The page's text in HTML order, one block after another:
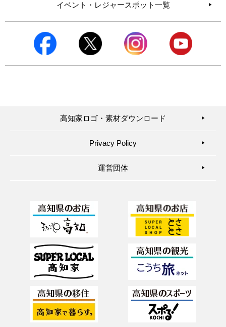
イベント・レジャースポット一覧
高知家ロゴ・素材ダウンロード ▶︎
Privacy Policy ▶︎
運営団体 ▶︎